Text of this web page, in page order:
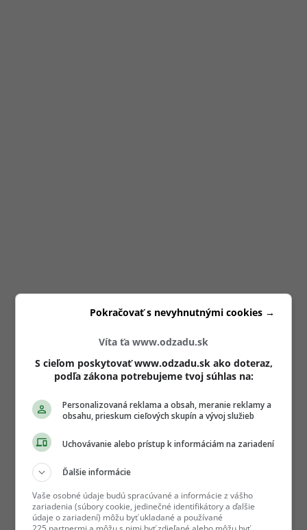
Víta ťa www.odzadu.sk
S cieľom poskytovať www.odzadu.sk ako doteraz,
podľa zákona potrebujeme tvoj súhlas na:
Personalizovaná reklama a obsah, meranie reklamy a
obsahu, prieskum cieľových skupín a vývoj služieb
Uchovávanie alebo prístup k informáciám na zariadení
Ďalšie informácie
Vaše osobné údaje budú spracúvané a informácie z vášho
zariadenia (súbory cookie, jedinečné identifikátory a ďalšie
údaje o zariadení) môžu byť ukladané a používané
Pokračovať s nevyhnutnými cookies →